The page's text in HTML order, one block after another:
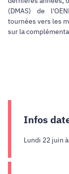
(DMAS) de
tournées vers les
sur la
Infos
Lundi 22 juin